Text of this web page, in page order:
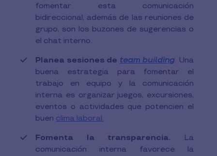
fomentar esta comunicación
bidireccional, además de las reuniones de
grupo, son los buzones de sugerencias o
el chat interno.
Planea sesiones de team building. Una
buena estrategia para fomentar el
trabajo en equipo y la comunicación
interna es organizar juegos, excursiones,
eventos o actividades que potencien el
buen clima laboral.
Fomenta la transparencia.
La
comunicación interna favorece la